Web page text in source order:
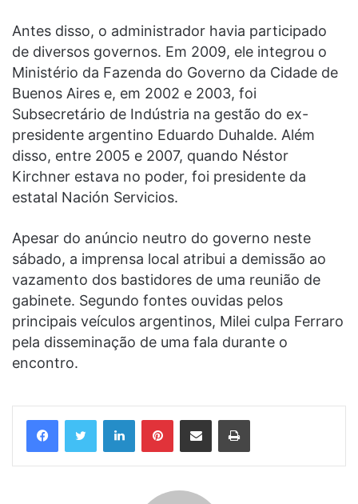
Antes disso, o administrador havia participado
de diversos governos. Em 2009, ele integrou o
Ministério da Fazenda do Governo da Cidade de
Buenos Aires e, em 2002 e 2003, foi
Subsecretário de Indústria na gestão do ex-
presidente argentino Eduardo Duhalde. Além
disso, entre 2005 e 2007, quando Néstor
Kirchner estava no poder, foi presidente da
estatal Nación Servicios.
Apesar do anúncio neutro do governo neste
sábado, a imprensa local atribui a demissão ao
vazamento dos bastidores de uma reunião de
gabinete. Segundo fontes ouvidas pelos
principais veículos argentinos, Milei culpa Ferraro
pela disseminação de uma fala durante o
encontro.
LinkedinPinterestCompartilhar via e-mail Imprimir